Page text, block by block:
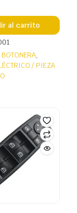
al carrito
BOTONERA,
/ PIEZA